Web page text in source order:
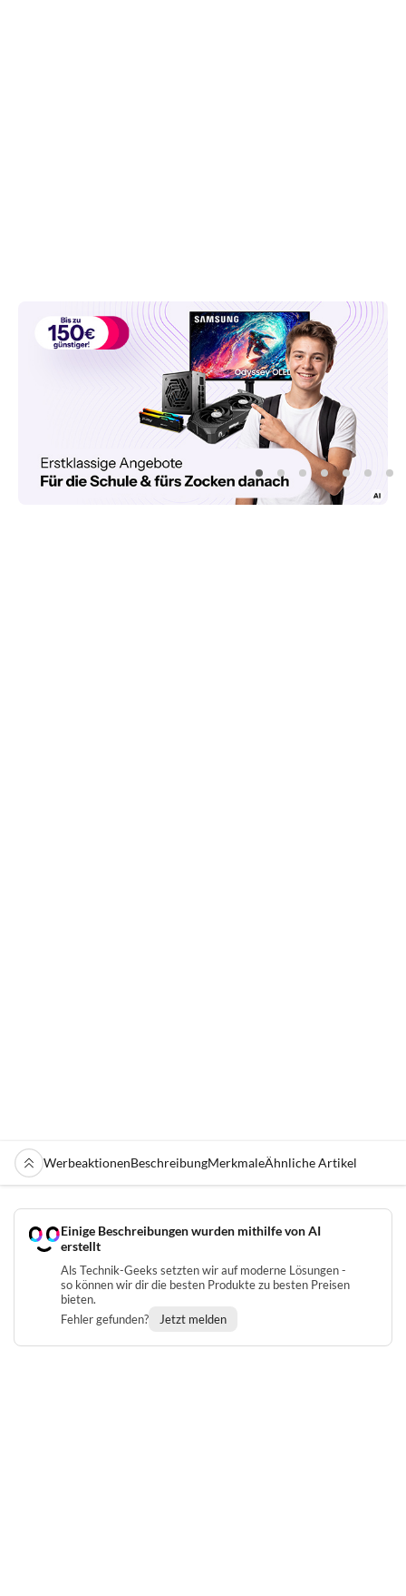
WerbeaktionenBeschreibungMerkmaleÄhnliche Artikel
Einige Beschreibungen wurden mithilfe von AI
erstellt
Als Technik-Geeks setzten wir auf moderne Lösungen -
so können wir dir die besten Produkte zu besten Preisen
bieten.
Fehler gefunden?
Jetzt melden